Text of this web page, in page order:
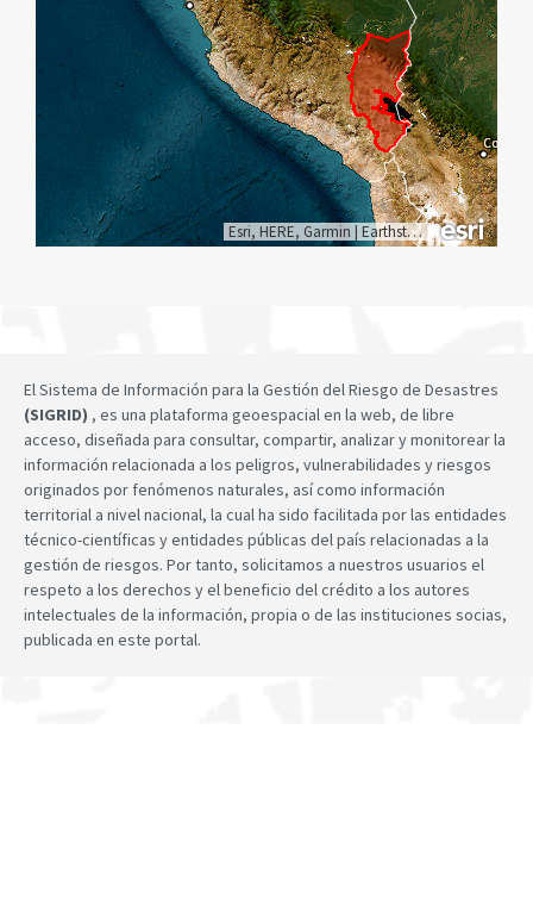
Esri, HERE, Garmin | Earthstar Geographics
El Sistema de Información para la Gestión del Riesgo de Desastres
(SIGRID) , es una plataforma geoespacial en la web, de libre
acceso, diseñada para consultar, compartir, analizar y monitorear la
información relacionada a los peligros, vulnerabilidades y riesgos
originados por fenómenos naturales, así como información
territorial a nivel nacional, la cual ha sido facilitada por las entidades
técnico-científicas y entidades públicas del país relacionadas a la
gestión de riesgos. Por tanto, solicitamos a nuestros usuarios el
respeto a los derechos y el beneficio del crédito a los autores
intelectuales de la información, propia o de las instituciones socias,
publicada en este portal.